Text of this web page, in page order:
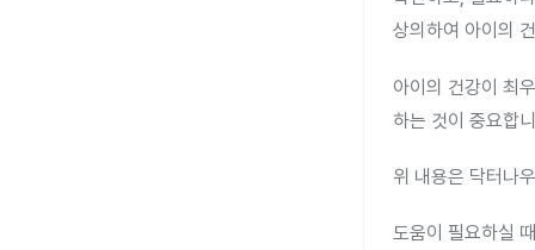
상의하여 아이의
아이의 건강이 최
하는 것이 중요합
위 내용은 닥터나
도움이 필요하실